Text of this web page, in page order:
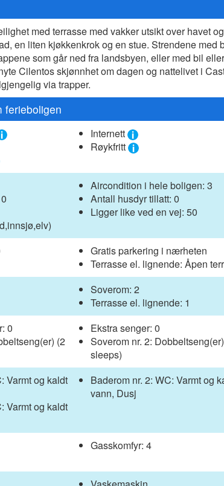
med terrasse med vakker utsikt over havet
en liten kjøkkenkrok og en stue. Strendene med
som går ned fra landsbyen, eller med bil
Cilentos skjønnhet om dagen og nattelivet i
via trapper.
ferieboligen
Internett
Røykfritt
Aircondition i hele boligen: 3
Antall husdyr tillatt: 0
Ligger like ved en vej: 50
Gratis parkering i nærheten
Terrasse el. lignende: Åpen
Soverom: 2
Terrasse el. lignende: 1
0
Ekstra senger: 0
(2
Soverom nr. 2:
sleeps)
Varmt og kaldt
Baderom nr. 2: WC: Varmt og
vann, Dusj
Varmt og kaldt
Gasskomfyr: 4